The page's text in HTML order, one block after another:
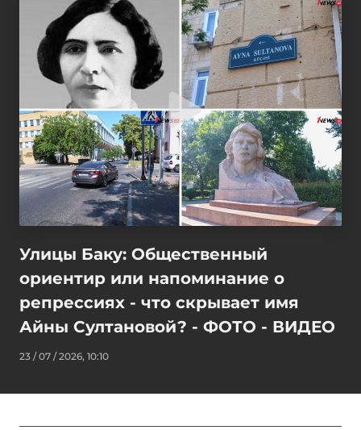
Улицы Баку: Общественный
ориентир или напоминание о
репрессиях - что скрывает имя
Айны Султановой? - ФОТО - ВИДЕО
23 / 07 / 2026, 10:10